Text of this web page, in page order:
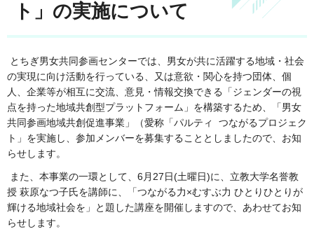
ト」の実施について
とちぎ男女共同参画センターでは、男女が共に活躍する地域・社会
の実現に向け活動を行っている、又は意欲・関心を持つ団体、個
人、企業等が相互に交流、意見・情報交換できる「ジェンダーの視
点を持った地域共創型プラットフォーム」を構築するため、「男女
共同参画地域共創促進事業」（愛称「パルティ つながるプロジェク
ト」を実施し、参加メンバーを募集することとしましたので、お知
らせします。
また、本事業の一環として、6月27日(土曜日)に、立教大学名誉教
授 萩原なつ子氏を講師に、「つながる力×むすぶ力 ひとりひとりが
輝ける地域社会を」と題した講座を開催しますので、あわせてお知
らせします。